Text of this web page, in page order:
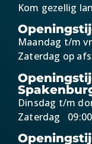
Kom gezellig
Maandag t/m
Zaterdag op
Dinsdag t/m
Zaterdag